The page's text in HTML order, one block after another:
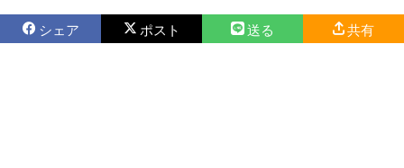
シェア ポスト 送る 共有